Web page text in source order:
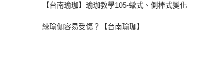
【台南瑜珈】瑜珈教學105-蠍式、側棒式變化
練瑜伽容易受傷？【台南瑜珈】